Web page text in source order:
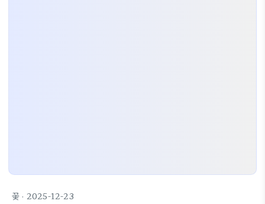
꽃 · 2025-12-23